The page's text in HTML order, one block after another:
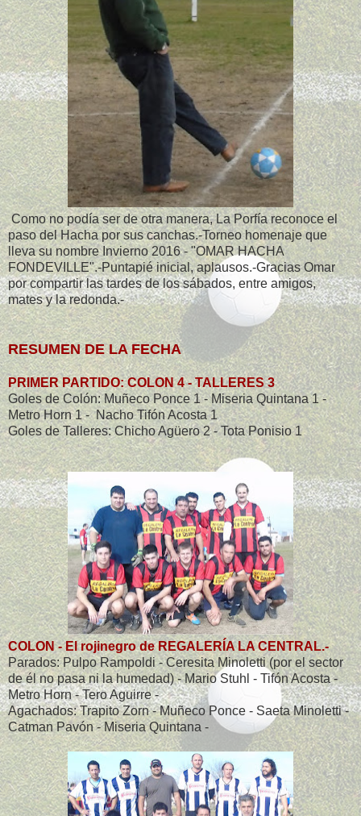
Como no podía ser de otra manera, La Porfía reconoce el
paso del Hacha por sus canchas.-Torneo homenaje que
lleva su nombre Invierno 2016 - "OMAR HACHA
FONDEVILLE".-Puntapié inicial, aplausos.-Gracias Omar
por compartir las tardes de los sábados, entre amigos,
mates y la redonda.-
RESUMEN DE LA FECHA
PRIMER PARTIDO: COLON 4 - TALLERES 3
Goles de Colón: Muñeco Ponce 1 - Miseria Quintana 1 -
Metro Horn 1 - Nacho Tifón Acosta 1
Goles de Talleres: Chicho Agüero 2 - Tota Ponisio 1
COLON - El rojinegro de REGALERÍA LA CENTRAL.-
Parados: Pulpo Rampoldi - Ceresita Minoletti (por el sector
de él no pasa ni la humedad) - Mario Stuhl - Tifón Acosta -
Metro Horn - Tero Aguirre -
Agachados: Trapito Zorn - Muñeco Ponce - Saeta Minoletti -
Catman Pavón - Miseria Quintana -